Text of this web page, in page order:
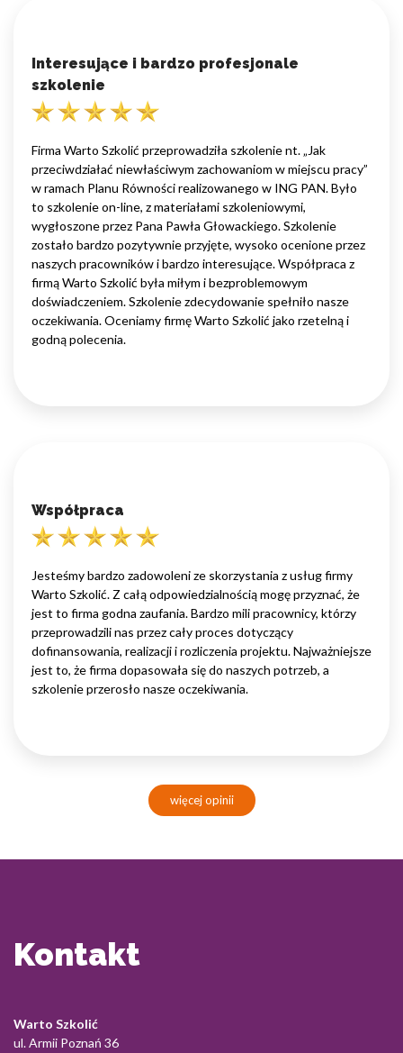
Interesujące i bardzo profesjonale
szkolenie
Firma Warto Szkolić przeprowadziła szkolenie nt. „Jak
przeciwdziałać niewłaściwym zachowaniom w miejscu pracy”
w ramach Planu Równości realizowanego w ING PAN. Było
to szkolenie on-line, z materiałami szkoleniowymi,
wygłoszone przez Pana Pawła Głowackiego. Szkolenie
zostało bardzo pozytywnie przyjęte, wysoko ocenione przez
naszych pracowników i bardzo interesujące. Współpraca z
firmą Warto Szkolić była miłym i bezproblemowym
doświadczeniem. Szkolenie zdecydowanie spełniło nasze
oczekiwania. Oceniamy firmę Warto Szkolić jako rzetelną i
godną polecenia.
Współpraca
Jesteśmy bardzo zadowoleni ze skorzystania z usług firmy
Warto Szkolić. Z całą odpowiedzialnością mogę przyznać, że
jest to firma godna zaufania. Bardzo mili pracownicy, którzy
przeprowadzili nas przez cały proces dotyczący
dofinansowania, realizacji i rozliczenia projektu. Najważniejsze
jest to, że firma dopasowała się do naszych potrzeb, a
szkolenie przerosło nasze oczekiwania.
więcej opinii
Kontakt
Warto Szkolić
ul. Armii Poznań 36